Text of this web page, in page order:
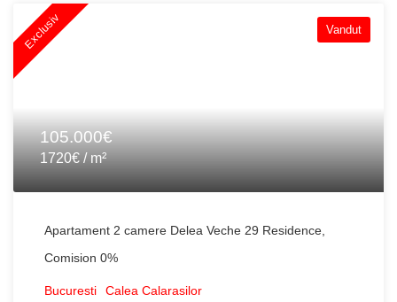
Exclusiv Vandut
105.000€
1720€ / m²
Apartament 2 camere Delea Veche 29 Residence,
Comision 0%
Bucuresti Calea Calarasilor